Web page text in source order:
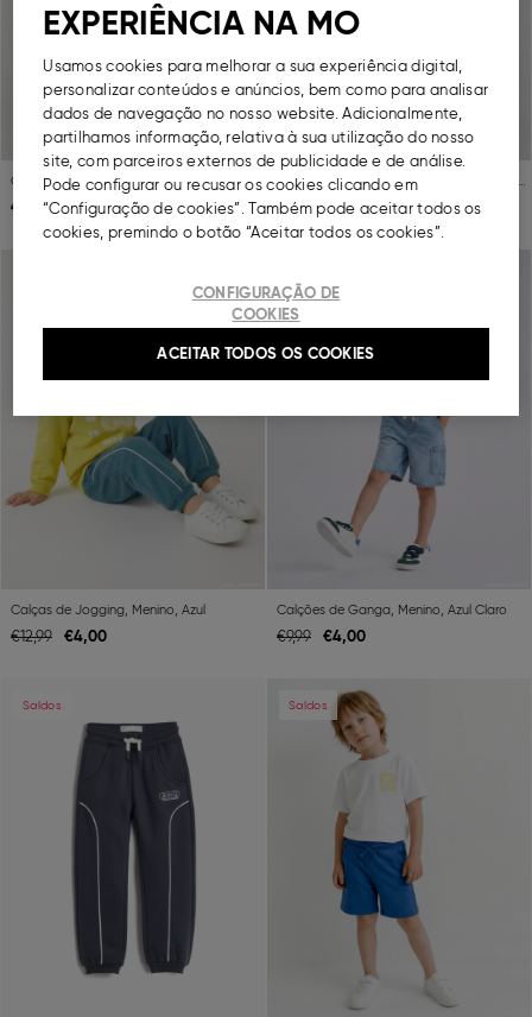
Calções Riscas, Menino, Azul
€ 99 €8,00
Pack 2 Calções de Felpa, Menino, Verde Claro
€8,99 €3,00
Calças de Jogging, Menino, Azul
€12,99 €4,00
Calções de Ganga, Menino, Azul Claro
€9,99 €4,00
Saldos Saldos
Previous
EXPERIÊNCIA NA MO
Usamos cookies para melhorar a sua experiência digital,
personalizar conteúdos e anúncios, bem como para analisar
dados de navegação no nosso website. Adicionalmente,
partilhamos informação, relativa à sua utilização do nosso
site, com parceiros externos de publicidade e de análise.
Pode configurar ou recusar os cookies clicando em
“Configuração de cookies”. Também pode aceitar todos os
cookies, premindo o botão “Aceitar todos os cookies”.
CONFIGURAÇÃO DE
COOKIES
ACEITAR TODOS OS COOKIES